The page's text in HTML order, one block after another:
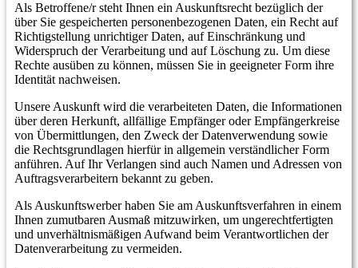
Als Betroffene/r steht Ihnen ein Auskunftsrecht bezüglich der
über Sie gespeicherten personenbezogenen Daten, ein Recht auf
Richtigstellung unrichtiger Daten, auf Einschränkung und
Widerspruch der Verarbeitung und auf Löschung zu. Um diese
Rechte ausüben zu können, müssen Sie in geeigneter Form ihre
Identität nachweisen.
Unsere Auskunft wird die verarbeiteten Daten, die Informationen
über deren Herkunft, allfällige Empfänger oder Empfängerkreise
von Übermittlungen, den Zweck der Datenverwendung sowie
die Rechtsgrundlagen hierfür in allgemein verständlicher Form
anführen. Auf Ihr Verlangen sind auch Namen und Adressen von
Auftragsverarbeitern bekannt zu geben.
Als Auskunftswerber haben Sie am Auskunftsverfahren in einem
Ihnen zumutbaren Ausmaß mitzuwirken, um ungerechtfertigten
und unverhältnismäßigen Aufwand beim Verantwortlichen der
Datenverarbeitung zu vermeiden.